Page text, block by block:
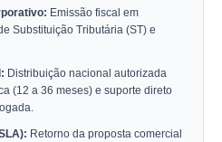
Emissão fiscal em
Substituição Tributária (ST) e
Distribuição nacional autorizada
(12 a 36 meses) e suporte direto
Retorno da proposta comercial